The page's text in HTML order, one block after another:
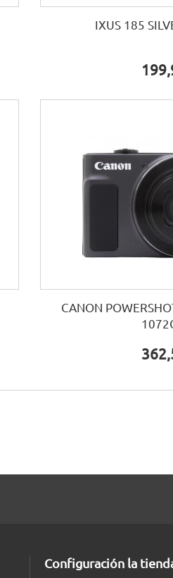
IXUS 185
CANON
Configuración la